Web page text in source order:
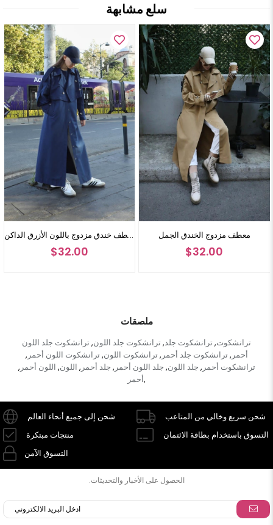
سلع مشابهة
معطف خندق مزدوج باللون الأزرق الداكن معطف مزدوج الخندق الجمل مزدوج الأفوكادو
ملصقات
ترانشكوت,ترانشكوت جلد,ترانشكوت جلد اللون,ترانشكوت جلد اللون
أحمر , ترانشكوت جلد أحمر , ترانشكوت اللون, ترانشكوت اللون أحمر ,
ترانشكوت أحمر , جلد اللون, جلد اللون أحمر , جلد أحمر , اللون, اللون أحمر ,
أحمر,
شحن إلى جميع أنحاء العالم
شحن سريع وخالي من المتاعب
منتجات مبتكرة
التسوق باستخدام بطاقة الائتمان
التسوق الآمن
الحصول على الأخبار والتحديثات.